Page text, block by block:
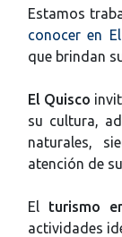
Estamos
conocer en
que brindan
El Quisco
su cultura,
naturales,
atención de
El turismo
actividades